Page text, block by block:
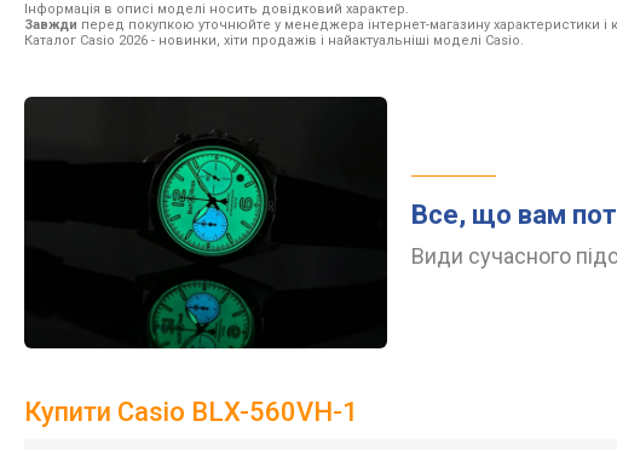
Інформація в описі моделі носить довідковий характер.
Завжди перед покупкою уточнюйте у менеджера інтернет-магазину характеристики і
Каталог Casio 2026 - новинки, хіти продажів і найактуальніші моделі Casio.
Все, що вам
Види сучасного
Купити Casio BLX-560VH-1